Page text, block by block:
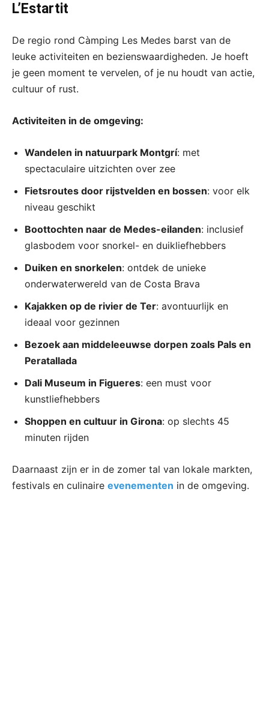
L’Estartit
De regio rond Càmping Les Medes barst van de
leuke activiteiten en bezienswaardigheden. Je hoeft
je geen moment te vervelen, of je nu houdt van actie,
cultuur of rust.
Activiteiten in de omgeving:
Wandelen in natuurpark Montgrí: met
spectaculaire uitzichten over zee
Fietsroutes door rijstvelden en bossen: voor elk
niveau geschikt
Boottochten naar de Medes-eilanden: inclusief
glasbodem voor snorkel- en duikliefhebbers
Duiken en snorkelen: ontdek de unieke
onderwaterwereld van de Costa Brava
Kajakken op de rivier de Ter: avontuurlijk en
ideaal voor gezinnen
Bezoek aan middeleeuwse dorpen zoals Pals en
Peratallada
Dali Museum in Figueres: een must voor
kunstliefhebbers
Shoppen en cultuur in Girona: op slechts 45
minuten rijden
Daarnaast zijn er in de zomer tal van lokale markten,
festivals en culinaire evenementen in de omgeving.